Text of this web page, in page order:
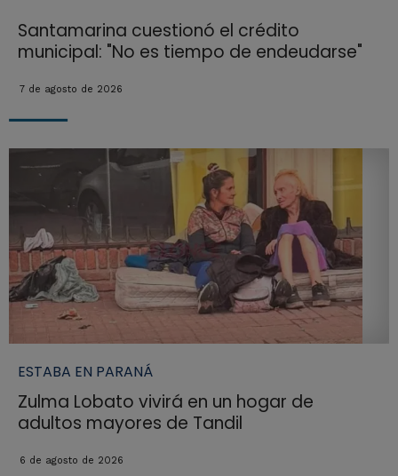
Santamarina cuestionó el crédito
municipal: "No es tiempo de endeudarse"
7 de agosto de 2026
ESTABA EN PARANÁ
Zulma Lobato vivirá en un hogar de
adultos mayores de Tandil
6 de agosto de 2026